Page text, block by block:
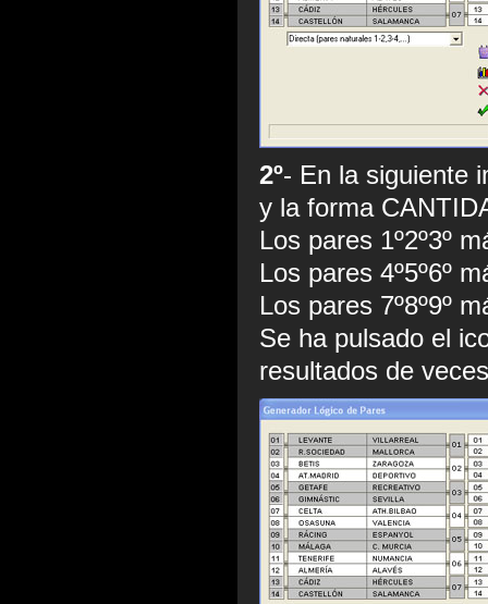
2º- En la siguiente
y la forma
Los pares 1º2º3º
Los pares 4º5º6º
Los pares 7º8º9º
Se ha pulsado el
resultados de